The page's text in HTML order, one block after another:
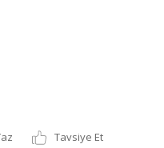
Tavsiye Et